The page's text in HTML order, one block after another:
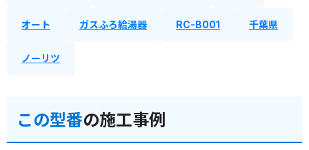
オート ガスふろ給湯器 RC-B001 千葉県
ノーリツ
この型番の施工事例